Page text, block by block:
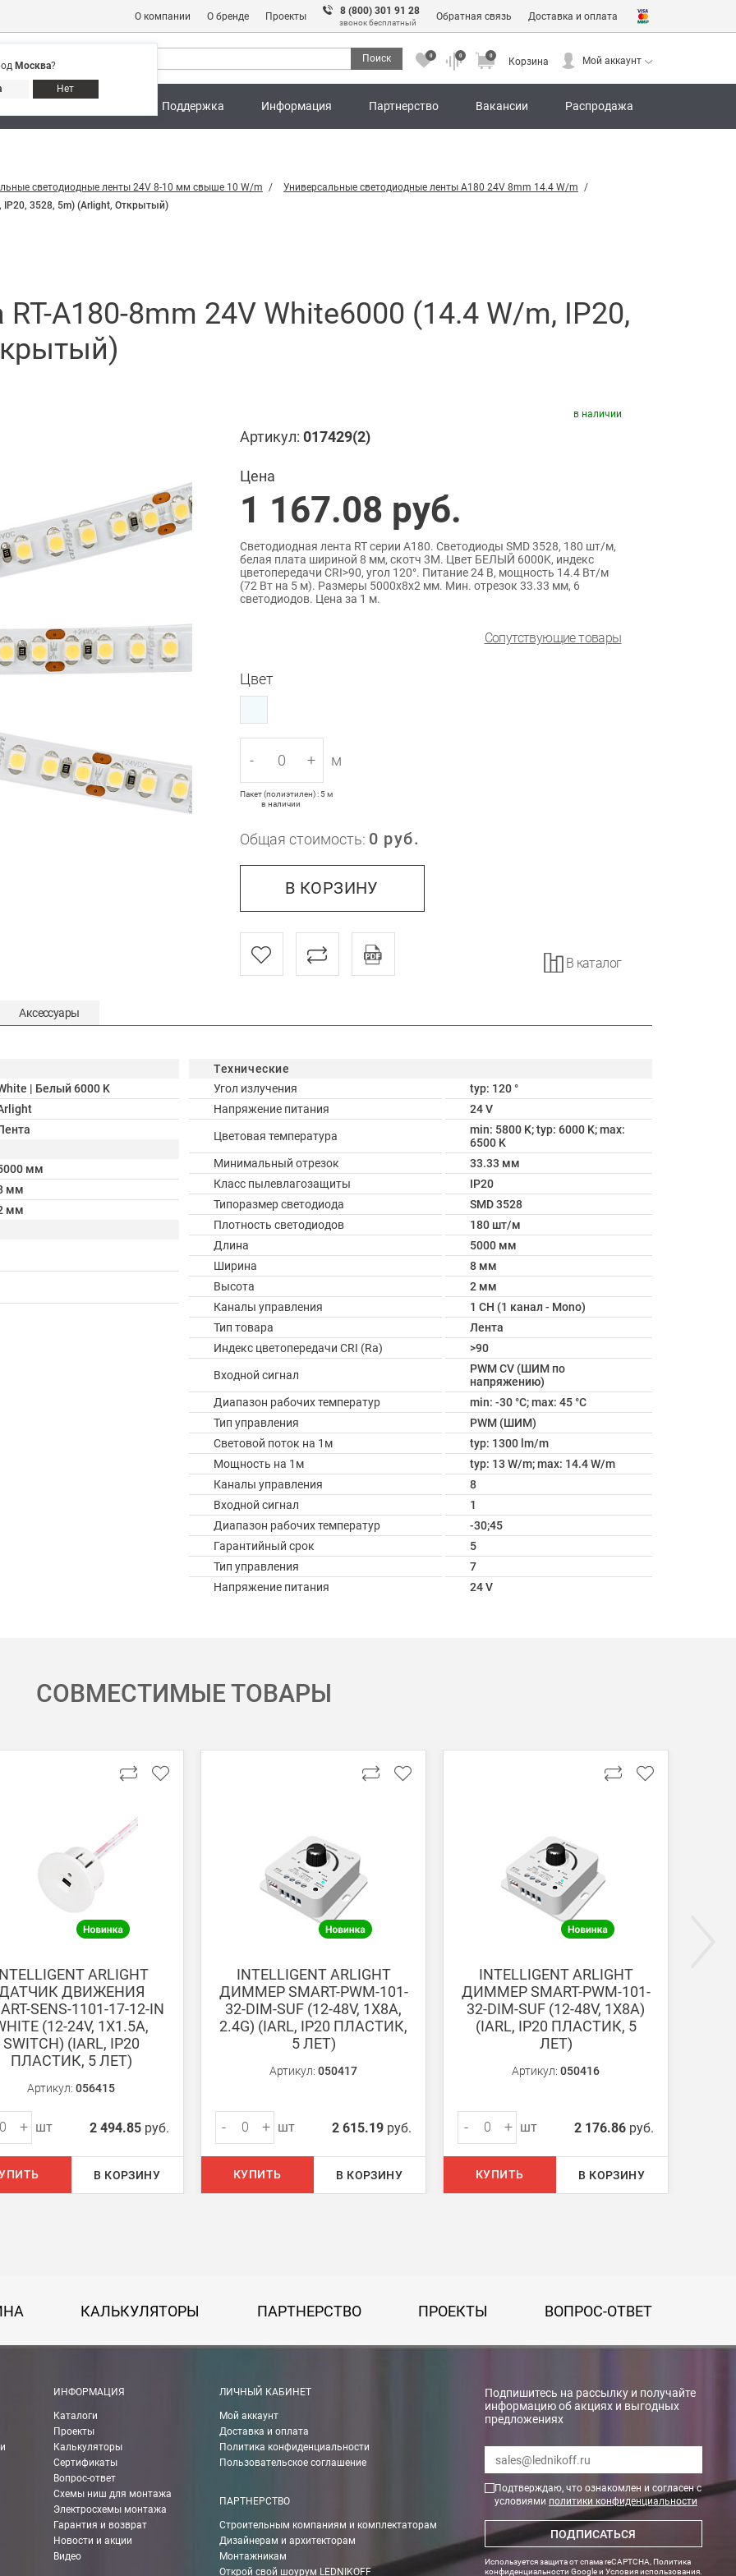
Москва?
Нет
О компании О бренде Проекты 8 (800) 301 91 28
звонок бесплатный
Обратная связь Доставка и оплата
Поиск 0 0 0
Корзина Мой аккаунт
Поддержка Информация Партнерство Вакансии Распродажа
Адреса магазинов 8 (800) 301 91 28 Корзина Мой аккаунт
светодиодные ленты 24V 8-10 мм свыше 10 W/m
Универсальные светодиодные ленты A180 24V 8mm 14.4 W/m
IP20, 3528, 5m) (Arlight, Открытый)
A180-8mm 24V White6000 (14.4 W/m, IP20,
в наличии
Артикул: 017429(2)
Цена
1 167.08 руб.
Светодиодная лента RT серии A180. Светодиоды SMD 3528, 180 шт/м,
белая плата шириной 8 мм, скотч 3M. Цвет БЕЛЫЙ 6000K, индекс
цветопередачи CRI>90, угол 120°. Питание 24 В, мощность 14.4 Вт/м
(72 Вт на 5 м). Размеры 5000x8x2 мм. Мин. отрезок 33.33 мм, 6
светодиодов. Цена за 1 м.
Сопутствующие товары
Цвет
- + м
Пакет (полиэтилен) : 5 м
в наличии
Общая стоимость: 0 руб.
В КОРЗИНУ
В каталог
Аксессуары
| Белый 6000 K
мм
мм
мм
Технические
Угол излучения
typ: 120 °
Напряжение питания
24 V
Цветовая температура
min: 5800 K; typ: 6000 K; max:
6500 K
Минимальный отрезок
33.33 мм
Класс пылевлагозащиты
IP20
Типоразмер светодиода
SMD 3528
Плотность светодиодов
180 шт/м
Длина
5000 мм
Ширина
8 мм
Высота
2 мм
Каналы управления
1 CH (1 канал - Mono)
Тип товара
Лента
Индекс цветопередачи CRI (Ra)
>90
Входной сигнал
PWM СV (ШИМ по
напряжению)
Диапазон рабочих температур
min: -30 °C; max: 45 °C
Тип управления
PWM (ШИМ)
Световой поток на 1м
typ: 1300 lm/m
Мощность на 1м
typ: 13 W/m; max: 14.4 W/m
Каналы управления
8
Входной сигнал
1
Диапазон рабочих температур
-30;45
Гарантийный срок
5
Тип управления
7
Напряжение питания
24 V
для Москвы, Московской области и Санкт-Петербурга.
в любом удобном Вам банке.
для уточнения даты доставки. Обратите внимание, что деньги поступают на наш счет в течении 3-5 дней.
из нашихмагазинов
Boxberry. При оформлении заказа выберете «Доставка Boxberry»
в другие города России.
ТК 750 руб.
СОВМЕСТИМЫЕ ТОВАРЫ
ARLIGHT
ДВИЖЕНИЯ
SENS-1101-17-12-IN
(12-24V, 1X1.5A,
SWITCH) (IARL, IP20
ПЛАСТИК, 5 ЛЕТ)
Артикул: 056415
+ шт 2 494.85 руб.
В КОРЗИНУ
INTELLIGENT ARLIGHT
ДИММЕР SMART-PWM-101-
32-DIM-SUF (12-48V, 1X8A,
2.4G) (IARL, IP20 ПЛАСТИК,
5 ЛЕТ)
Артикул: 050417
- + шт 2 615.19 руб.
КУПИТЬ В КОРЗИНУ
INTELLIGENT ARLIGHT
ДИММЕР SMART-PWM-101-
32-DIM-SUF (12-48V, 1X8A)
(IARL, IP20 ПЛАСТИК, 5
ЛЕТ)
Артикул: 050416
- + шт 2 176.86 руб.
КУПИТЬ В КОРЗИНУ
КАЛЬКУЛЯТОРЫ ПАРТНЕРСТВО ПРОЕКТЫ ВОПРОС-ОТВЕТ
ИНФОРМАЦИЯ
Каталоги
Проекты
Калькуляторы
Сертификаты
Вопрос-ответ
Схемы ниш для монтажа
Электросхемы монтажа
Гарантия и возврат
Новости и акции
Видео
ЛИЧНЫЙ КАБИНЕТ
Мой аккаунт
Доставка и оплата
Политика конфиденциальности
Пользовательское соглашение
ПАРТНЕРСТВО
Строительным компаниям и комплектаторам
Дизайнерам и архитекторам
Монтажникам
Открой свой шоурум LEDNIKOFF
Подпишитесь на рассылку и получайте
информацию об акциях и выгодных
предложениях
Подтверждаю, что ознакомлен и согласен с
условиями политики конфиденциальности
ПОДПИСАТЬСЯ
Используется защита от спама reCAPTCHA, Политика
конфиденциальности Googleи Условия использования.